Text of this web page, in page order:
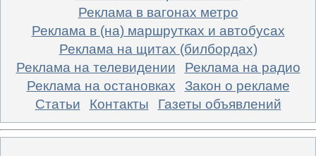
Реклама в вагонах метро
Реклама в (на) маршрутках и автобусах
Реклама на щитах (билбордах)
Реклама на телевидении
Реклама на радио
Реклама на остановках
Закон о рекламе
Статьи
Контакты Газеты объявлений